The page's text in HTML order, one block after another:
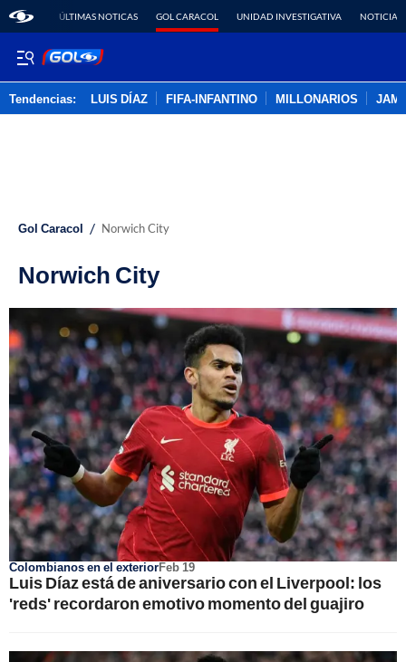
ÚLTIMAS NOTICAS GOL CARACOL UNIDAD INVESTIGATIVA NOTICIAS
Tendencias: LUIS DÍAZ FIFA-INFANTINO MILLONARIOS
Gol Caracol / Norwich City
Norwich City
Colombianos en el exteriorFeb 19
Luis Díaz está de aniversario con el Liverpool: los
'reds' recordaron emotivo momento del guajiro